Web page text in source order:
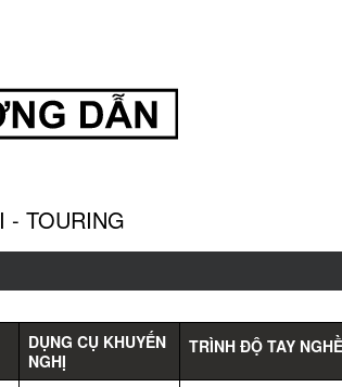
- TOURING
DỤNG CỤ KHUYẾN
NGHỊ
TRÌNH ĐỘ TAY NGHỀ